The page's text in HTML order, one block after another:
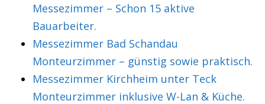
Messezimmer – Schon 15 aktive
Bauarbeiter.
Messezimmer Bad Schandau
Monteurzimmer – günstig sowie praktisch.
Messezimmer Kirchheim unter Teck
Monteurzimmer inklusive W-Lan & Küche.